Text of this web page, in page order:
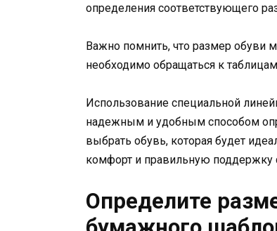
определения соответствующего
Важно помнить, что размер обуви
необходимо обращаться к
Использование специальной
надежным и удобным способом
выбрать обувь, которая будет
комфорт и правильную поддержку
Определите